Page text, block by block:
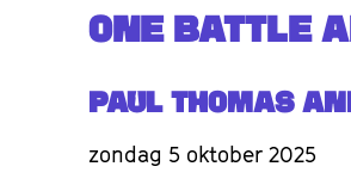
ONE BATTLE
Paul Thomas
zondag 5 oktober 2025